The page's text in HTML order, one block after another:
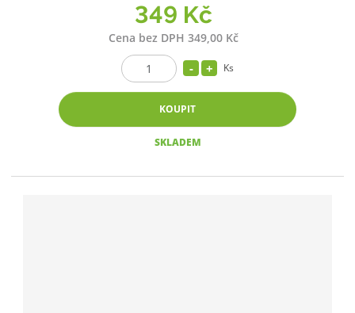
349 Kč
Cena bez DPH 349,00 Kč
Ks
KOUPIT
SKLADEM